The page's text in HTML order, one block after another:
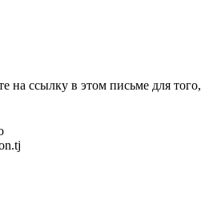
на ссылку в этом письме для